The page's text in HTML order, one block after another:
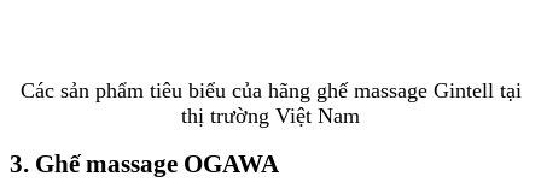
Các sản phẩm tiêu biểu của hãng ghế massage Gintell tại
thị trường Việt Nam
3. Ghế massage OGAWA